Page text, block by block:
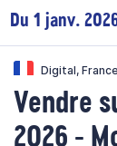
Du 1 janv.
Digital, France
Vendre
2026 -